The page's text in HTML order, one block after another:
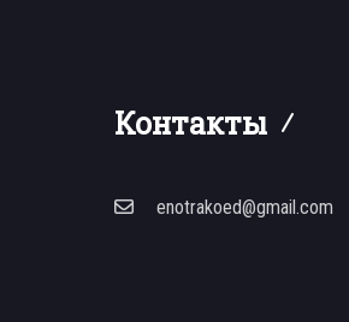
Контакты
enotrakoed@gmail.com